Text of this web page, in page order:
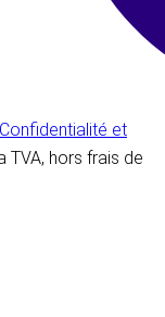
Confidentialité et
TVA, hors frais de